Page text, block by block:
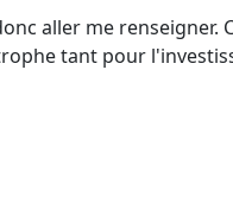
aller me renseigner.
tant pour